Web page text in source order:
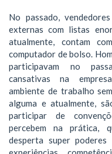
No passado,
externas com listas
atualmente, contam
computador de bolso.
participavam no
cansativas na
ambiente de trabalho
alguma e atualmente,
participar de
percebem na prática,
desperta super